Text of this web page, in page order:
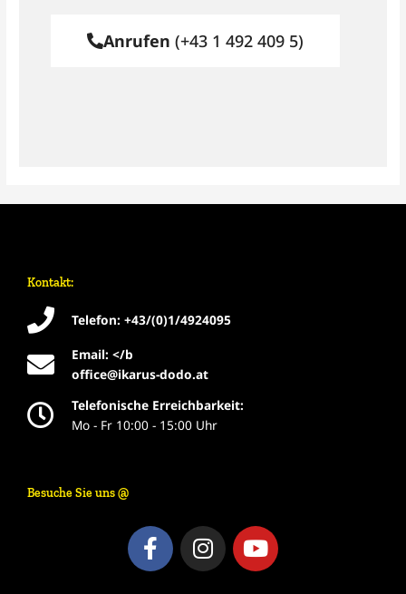
Anrufen (+43 1 492 409 5)
Kontakt:
Telefon: +43/(0)1/4924095
Email: </b
office@ikarus-dodo.at
Telefonische Erreichbarkeit:
Mo - Fr 10:00 - 15:00 Uhr
Besuche Sie uns @
F
a
I
n
Y
o